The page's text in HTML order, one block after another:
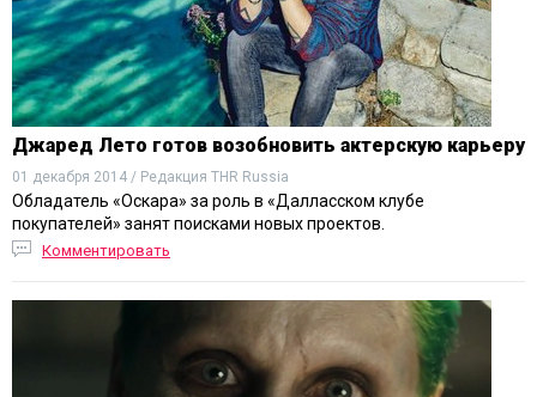
Джаред Лето готов возобновить актерскую карьеру
01 декабря 2014 / Редакция THR Russia
Обладатель «Оскара» за роль в «Далласском клубе
покупателей» занят поисками новых проектов.
Комментировать